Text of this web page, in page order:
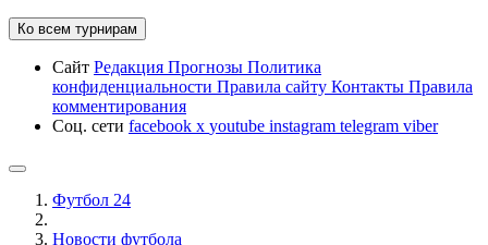
Ко всем турнирам
Сайт Редакция Прогнозы Политика
конфиденциальности Правила сайту Контакты Правила
комментирования
Соц. сети facebook x youtube instagram telegram viber
Футбол 24
Новости футбола